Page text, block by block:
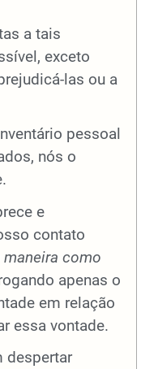
a tais
exceto
las ou a
pessoal
nós o
e
contato
maneira como
apenas o
em relação
essa vontade.
despertar